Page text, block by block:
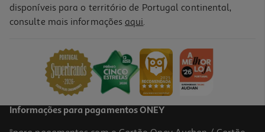
disponíveis para o território de Portugal continental,
consulte mais informações aqui.
Informações para pagamentos ONEY